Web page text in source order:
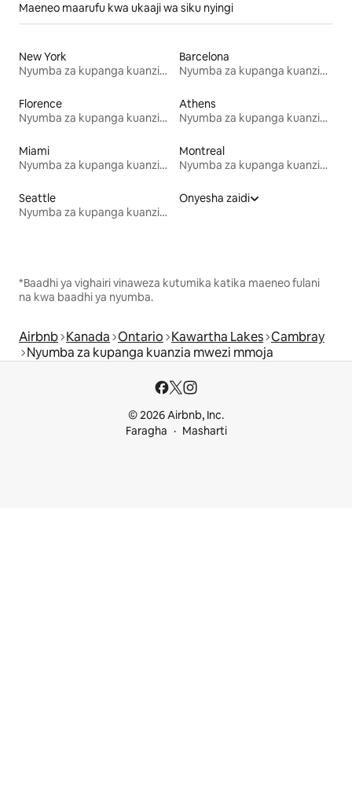
Maeneo maarufu kwa ukaaji wa siku nyingi
New York
Nyumba za kupanga kuanzia mwezi mmoja
Barcelona
Nyumba za kupanga kuanzia mwezi mmoja
Florence
Nyumba za kupanga kuanzia mwezi mmoja
Athens
Nyumba za kupanga kuanzia mwezi mmoja
Miami
Nyumba za kupanga kuanzia mwezi mmoja
Montreal
Nyumba za kupanga kuanzia mwezi mmoja
Seattle
Nyumba za kupanga kuanzia mwezi mmoja
Onyesha zaidi
*Baadhi ya vighairi vinaweza kutumika katika maeneo fulani
na kwa baadhi ya nyumba.
Airbnb Kanada Ontario Kawartha Lakes Cambray
Nyumba za kupanga kuanzia mwezi mmoja
© 2026 Airbnb, Inc.
Faragha
Masharti